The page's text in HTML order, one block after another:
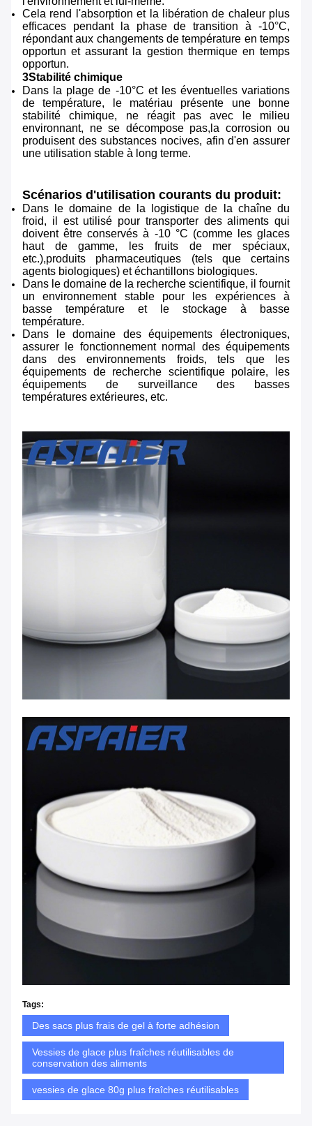
Cela rend l'absorption et la libération de chaleur plus
efficaces pendant la phase de transition à -10°C,
répondant aux changements de température en temps
opportun et assurant la gestion thermique en temps
opportun.
3Stabilité chimique
Dans la plage de -10°C et les éventuelles variations
de température, le matériau présente une bonne
stabilité chimique, ne réagit pas avec le milieu
environnant, ne se décompose pas,la corrosion ou
produisent des substances nocives, afin d'en assurer
une utilisation stable à long terme.
Scénarios d'utilisation courants du produit:
Dans le domaine de la logistique de la chaîne du
froid, il est utilisé pour transporter des aliments qui
doivent être conservés à -10 °C (comme les glaces
haut de gamme, les fruits de mer spéciaux,
etc.),produits pharmaceutiques (tels que certains
agents biologiques) et échantillons biologiques.
Dans le domaine de la recherche scientifique, il fournit
un environnement stable pour les expériences à
basse température et le stockage à basse
température.
Dans le domaine des équipements électroniques,
assurer le fonctionnement normal des équipements
dans des environnements froids, tels que les
équipements de recherche scientifique polaire, les
équipements de surveillance des basses
températures extérieures, etc.
Tags:
Des sacs plus frais de gel à forte adhésion
Vessies de glace plus fraîches réutilisables de
conservation des aliments
vessies de glace 80g plus fraîches réutilisables